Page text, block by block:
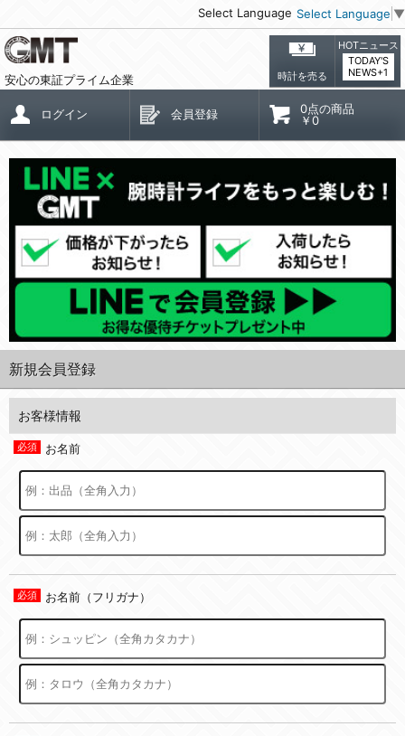
Select Language Select Language ▼
安心の東証プライム企業 時計を売る
HOTニュース
TODAY'S
NEWS+1
ログイン 会員登録
0点の商品
￥0
新規会員登録
お客様情報
お名前
お名前（フリガナ）